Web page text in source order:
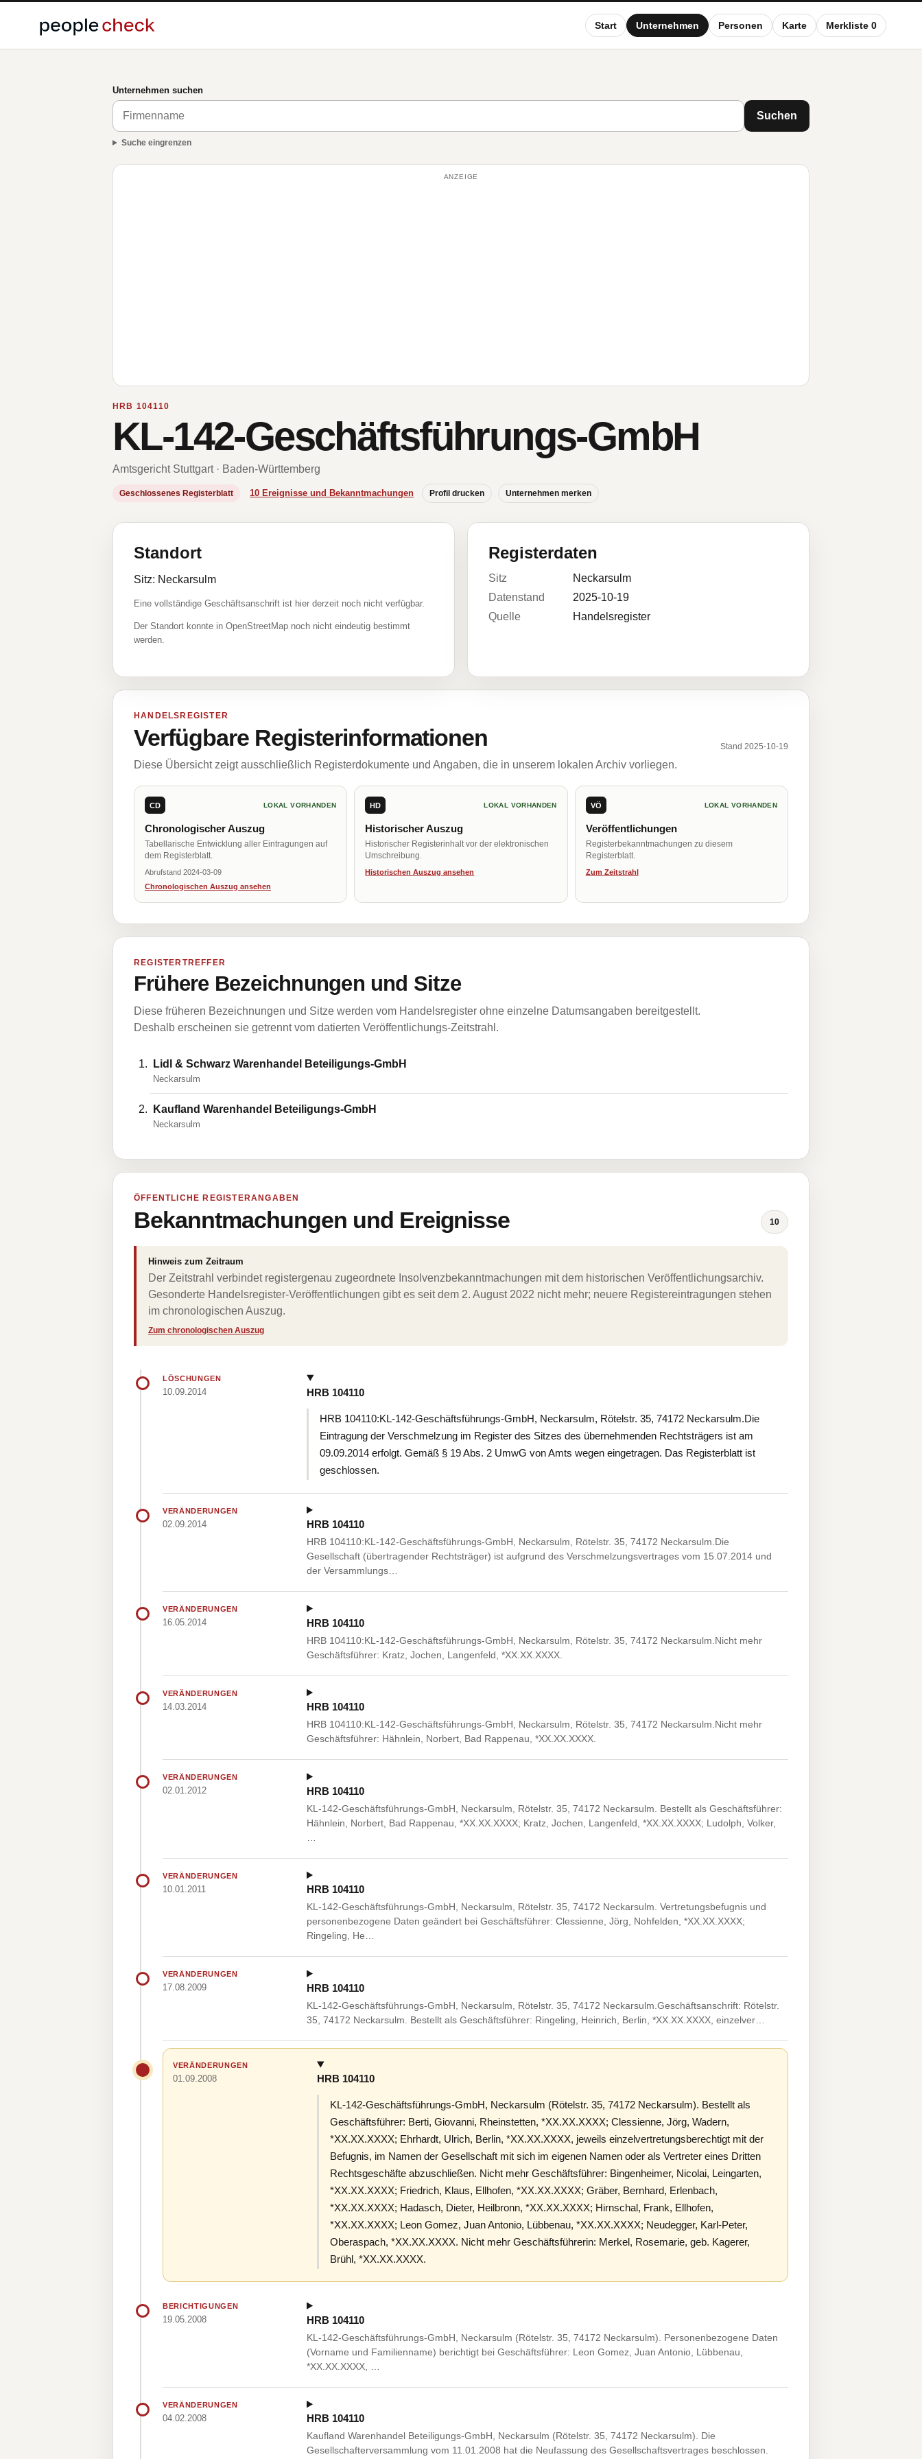
Start Unternehmen Personen Karte Merkliste 0
Unternehmen suchen
Suchen
Suche eingrenzen
ANZEIGE
HRB 104110
KL-142-Geschäftsführungs-GmbH
Amtsgericht Stuttgart · Baden-Württemberg
Geschlossenes Registerblatt 10 Ereignisse und Bekanntmachungen Profil drucken Unternehmen merken
Standort
Sitz: Neckarsulm
Eine vollständige Geschäftsanschrift ist hier derzeit noch nicht verfügbar.
Der Standort konnte in OpenStreetMap noch nicht eindeutig bestimmt
werden.
Registerdaten
Sitz
Neckarsulm
Datenstand
2025-10-19
Quelle
Handelsregister
HANDELSREGISTER
Verfügbare Registerinformationen Stand 2025-10-19
Diese Übersicht zeigt ausschließlich Registerdokumente und Angaben, die in unserem lokalen Archiv vorliegen.
CD LOKAL VORHANDEN
Chronologischer Auszug
Tabellarische Entwicklung aller Eintragungen auf
dem Registerblatt.
Abrufstand 2024-03-09
Chronologischen Auszug ansehen
HD LOKAL VORHANDEN
Historischer Auszug
Historischer Registerinhalt vor der elektronischen
Umschreibung.
Historischen Auszug ansehen
VÖ LOKAL VORHANDEN
Veröffentlichungen
Registerbekanntmachungen zu diesem
Registerblatt.
Zum Zeitstrahl
REGISTERTREFFER
Frühere Bezeichnungen und Sitze
Diese früheren Bezeichnungen und Sitze werden vom Handelsregister ohne einzelne Datumsangaben bereitgestellt.
Deshalb erscheinen sie getrennt vom datierten Veröffentlichungs-Zeitstrahl.
Lidl & Schwarz Warenhandel Beteiligungs-GmbH
Neckarsulm
Kaufland Warenhandel Beteiligungs-GmbH
Neckarsulm
ÖFFENTLICHE REGISTERANGABEN
Bekanntmachungen und Ereignisse 10
Hinweis zum Zeitraum
Der Zeitstrahl verbindet registergenau zugeordnete Insolvenzbekanntmachungen mit dem historischen Veröffentlichungsarchiv.
Gesonderte Handelsregister-Veröffentlichungen gibt es seit dem 2. August 2022 nicht mehr; neuere Registereintragungen stehen
im chronologischen Auszug.
Zum chronologischen Auszug
LÖSCHUNGEN
10.09.2014 HRB 104110
HRB 104110:KL-142-Geschäftsführungs-GmbH, Neckarsulm, Rötelstr. 35, 74172 Neckarsulm.Die
Eintragung der Verschmelzung im Register des Sitzes des übernehmenden Rechtsträgers ist am
09.09.2014 erfolgt. Gemäß § 19 Abs. 2 UmwG von Amts wegen eingetragen. Das Registerblatt ist
geschlossen.
VERÄNDERUNGEN
02.09.2014 HRB 104110
HRB 104110:KL-142-Geschäftsführungs-GmbH, Neckarsulm, Rötelstr. 35, 74172 Neckarsulm.Die
Gesellschaft (übertragender Rechtsträger) ist aufgrund des Verschmelzungsvertrages vom 15.07.2014 und
der Versammlungs…
VERÄNDERUNGEN
16.05.2014 HRB 104110
HRB 104110:KL-142-Geschäftsführungs-GmbH, Neckarsulm, Rötelstr. 35, 74172 Neckarsulm.Nicht mehr
Geschäftsführer: Kratz, Jochen, Langenfeld, *XX.XX.XXXX.
VERÄNDERUNGEN
14.03.2014 HRB 104110
HRB 104110:KL-142-Geschäftsführungs-GmbH, Neckarsulm, Rötelstr. 35, 74172 Neckarsulm.Nicht mehr
Geschäftsführer: Hähnlein, Norbert, Bad Rappenau, *XX.XX.XXXX.
VERÄNDERUNGEN
02.01.2012 HRB 104110
KL-142-Geschäftsführungs-GmbH, Neckarsulm, Rötelstr. 35, 74172 Neckarsulm. Bestellt als Geschäftsführer:
Hähnlein, Norbert, Bad Rappenau, *XX.XX.XXXX; Kratz, Jochen, Langenfeld, *XX.XX.XXXX; Ludolph, Volker,
VERÄNDERUNGEN
10.01.2011 HRB 104110
KL-142-Geschäftsführungs-GmbH, Neckarsulm, Rötelstr. 35, 74172 Neckarsulm. Vertretungsbefugnis und
personenbezogene Daten geändert bei Geschäftsführer: Clessienne, Jörg, Nohfelden, *XX.XX.XXXX;
Ringeling, He…
VERÄNDERUNGEN
17.08.2009 HRB 104110
KL-142-Geschäftsführungs-GmbH, Neckarsulm, Rötelstr. 35, 74172 Neckarsulm.Geschäftsanschrift: Rötelstr.
35, 74172 Neckarsulm. Bestellt als Geschäftsführer: Ringeling, Heinrich, Berlin, *XX.XX.XXXX, einzelver…
VERÄNDERUNGEN
01.09.2008 HRB 104110
KL-142-Geschäftsführungs-GmbH, Neckarsulm (Rötelstr. 35, 74172 Neckarsulm). Bestellt als
Geschäftsführer: Berti, Giovanni, Rheinstetten, *XX.XX.XXXX; Clessienne, Jörg, Wadern,
*XX.XX.XXXX; Ehrhardt, Ulrich, Berlin, *XX.XX.XXXX, jeweils einzelvertretungsberechtigt mit der
Befugnis, im Namen der Gesellschaft mit sich im eigenen Namen oder als Vertreter eines Dritten
Rechtsgeschäfte abzuschließen. Nicht mehr Geschäftsführer: Bingenheimer, Nicolai, Leingarten,
*XX.XX.XXXX; Friedrich, Klaus, Ellhofen, *XX.XX.XXXX; Gräber, Bernhard, Erlenbach,
*XX.XX.XXXX; Hadasch, Dieter, Heilbronn, *XX.XX.XXXX; Hirnschal, Frank, Ellhofen,
*XX.XX.XXXX; Leon Gomez, Juan Antonio, Lübbenau, *XX.XX.XXXX; Neudegger, Karl-Peter,
Oberaspach, *XX.XX.XXXX. Nicht mehr Geschäftsführerin: Merkel, Rosemarie, geb. Kagerer,
Brühl, *XX.XX.XXXX.
BERICHTIGUNGEN
19.05.2008 HRB 104110
KL-142-Geschäftsführungs-GmbH, Neckarsulm (Rötelstr. 35, 74172 Neckarsulm). Personenbezogene Daten
(Vorname und Familienname) berichtigt bei Geschäftsführer: Leon Gomez, Juan Antonio, Lübbenau,
*XX.XX.XXXX, …
VERÄNDERUNGEN
04.02.2008 HRB 104110
Kaufland Warenhandel Beteiligungs-GmbH, Neckarsulm (Rötelstr. 35, 74172 Neckarsulm). Die
Gesellschafterversammlung vom 11.01.2008 hat die Neufassung des Gesellschaftsvertrages beschlossen.